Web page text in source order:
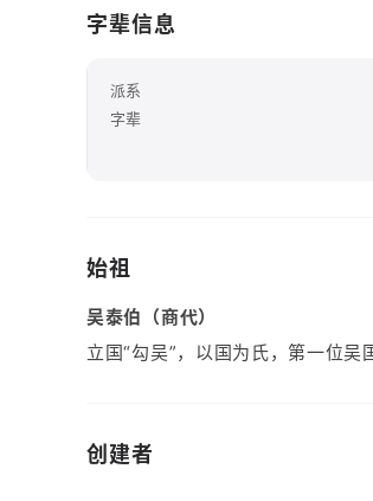
字辈信息
派系
字辈
始祖
吴泰伯（商代）
立国“勾吴”，以国为氏，第一位吴
创建者